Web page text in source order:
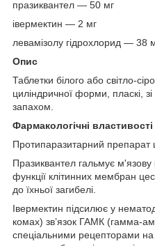
празиквантел — 50 мг
івермектин — 2 мг
левамізолу гідрохлорид — 38
Опис
Таблетки білого або світло-
циліндричної форми, пласкі,
запахом.
Фармакологічні властивості
Протипаразитарний препарат
Празиквантел гальмує м'язову
функції клітинних мембран
до їхньої загибелі.
Івермектин підсилює у
комах) зв’язок ГАМК (гамма-
спеціальними рецепторами на